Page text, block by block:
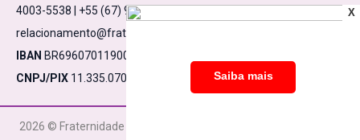
4003-5538 | +55 (67) 98475-5638
relacionamento@fraternidadesemfronteiras.org.br
IBAN BR6960701190000910000532861C1
CNPJ/PIX 11.335.070/0001-17
2026 © Fraternidade Sem Fronteiras CNPJ 11.335.070/0001-17
X